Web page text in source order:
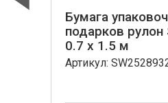
Бумага
подарков рулон
0.7 x 1.5 м
Артикул: